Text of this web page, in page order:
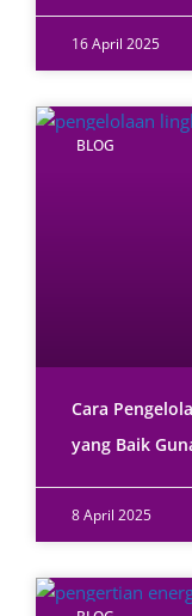
16 April 2025
BLOG
Cara
yang Baik
8 April 2025